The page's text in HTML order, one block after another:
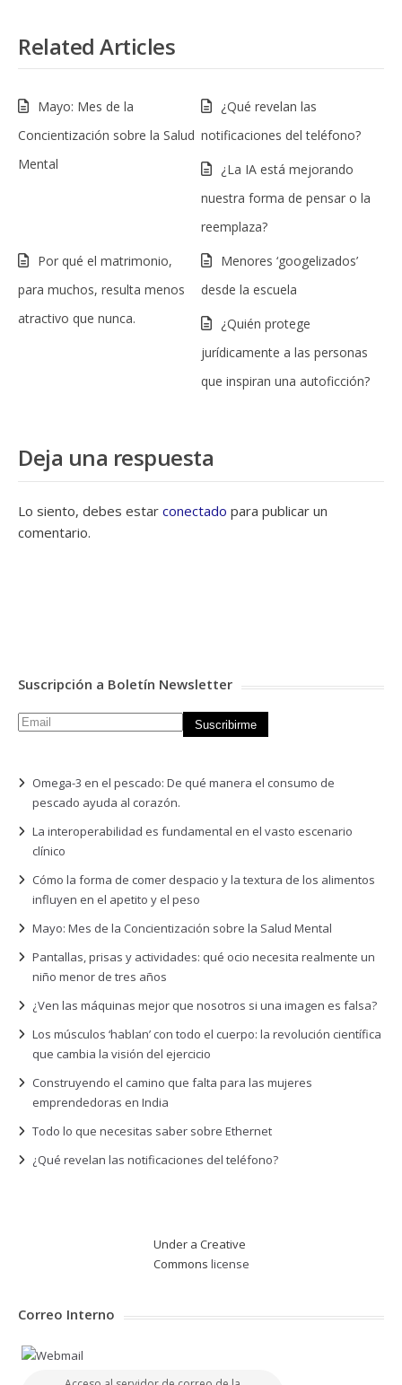
Related Articles
Mayo: Mes de la
Concientización sobre la Salud
Mental
¿Qué revelan las
notificaciones del teléfono?
¿La IA está mejorando
nuestra forma de pensar o la
reemplaza?
Por qué el matrimonio,
para muchos, resulta menos
atractivo que nunca.
Menores ‘googelizados’
desde la escuela
¿Quién protege
jurídicamente a las personas
que inspiran una autoficción?
Deja una respuesta
Lo siento, debes estar conectado para publicar un
comentario.
Suscripción a Boletín Newsletter
Omega-3 en el pescado: De qué manera el consumo de
pescado ayuda al corazón.
La interoperabilidad es fundamental en el vasto escenario
clínico
Cómo la forma de comer despacio y la textura de los alimentos
influyen en el apetito y el peso
Mayo: Mes de la Concientización sobre la Salud Mental
Pantallas, prisas y actividades: qué ocio necesita realmente un
niño menor de tres años
¿Ven las máquinas mejor que nosotros si una imagen es falsa?
Los músculos ‘hablan’ con todo el cuerpo: la revolución científica
que cambia la visión del ejercicio
Construyendo el camino que falta para las mujeres
emprendedoras en India
Todo lo que necesitas saber sobre Ethernet
¿Qué revelan las notificaciones del teléfono?
Under a Creative
Commons license
Correo Interno